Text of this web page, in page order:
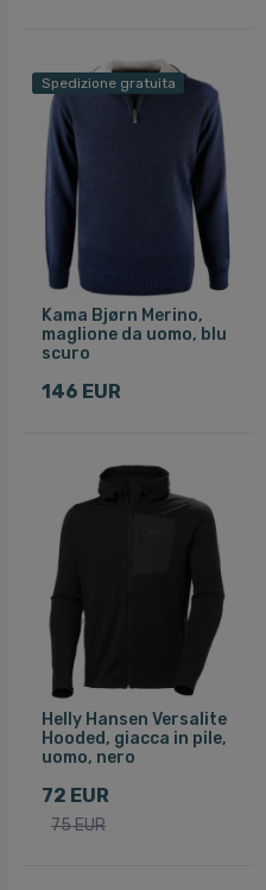
Spedizione gratuita
Kama Bjørn Merino,
maglione da uomo, blu
scuro
146 EUR
Helly Hansen Versalite
Hooded, giacca in pile,
uomo, nero
72 EUR
75 EUR